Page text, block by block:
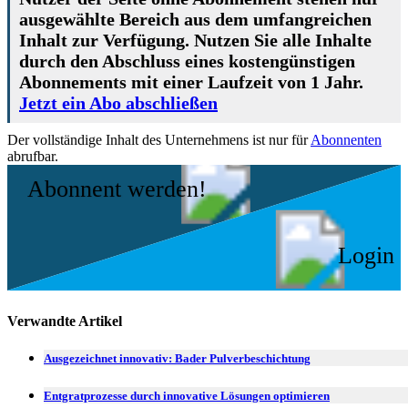
ausgewählte Bereich aus dem umfangreichen
Inhalt zur Verfügung. Nutzen Sie alle Inhalte
durch den Abschluss eines kostengünstigen
Abonnements mit einer Laufzeit von 1 Jahr.
Jetzt ein Abo abschließen
Der vollständige Inhalt des Unternehmens ist nur fürAbonnenten
abrufbar.
Abonnent werden!
Login
Verwandte Artikel
Ausgezeichnet innovativ: Bader Pulverbeschichtung
Entgratprozesse durch innovative Lösungen optimieren